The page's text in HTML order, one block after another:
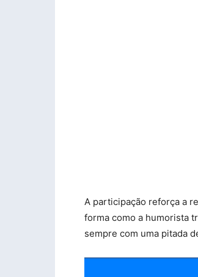
A participação reforça a
forma como a humorista
sempre com uma pitada